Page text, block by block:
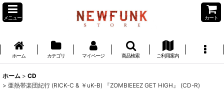
メニュー カート
ホーム カテゴリ マイページ 商品検索 ご利用案内
ホーム > CD
> 亜熱帯楽団紀行 (RICK-C & ￥uK-B) 『ZOMBIEEEZ GET HIGH』 (CD-R)